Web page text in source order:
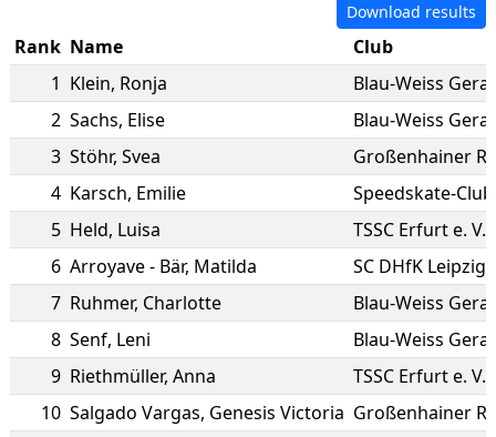
Download results
Rank Name
Club
1 Klein, Ronja
Blau-Weiss Gera
2 Sachs, Elise
Blau-Weiss Gera
3 Stöhr, Svea
Großenhainer
4 Karsch, Emilie
Speedskate-
5 Held, Luisa
TSSC Erfurt e. V.
6 Arroyave - Bär, Matilda
SC DHfK Leipzig
7 Ruhmer, Charlotte
Blau-Weiss Gera
8 Senf, Leni
Blau-Weiss Gera
9 Riethmüller, Anna
TSSC Erfurt e. V.
10 Salgado Vargas, Genesis Victoria Großenhainer